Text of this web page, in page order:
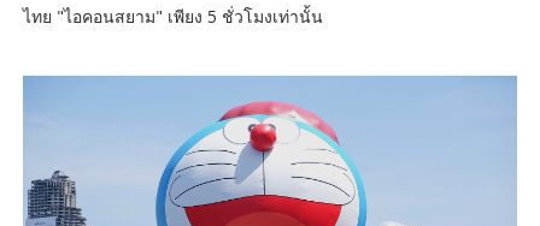
ไทย "ไอคอนสยาม" เพียง 5 ชั่วโมงเท่านั้น